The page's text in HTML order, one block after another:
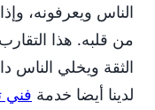
الناس ويعرفونه،
من قلبه. هذا
الثقة ويخلي الناس
لدينا أيضا خدمة فني